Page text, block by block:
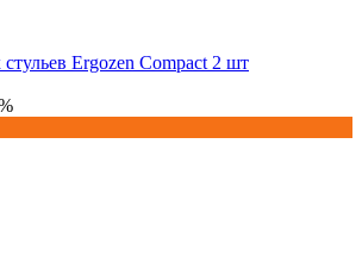
Ergozen Compact 2 шт